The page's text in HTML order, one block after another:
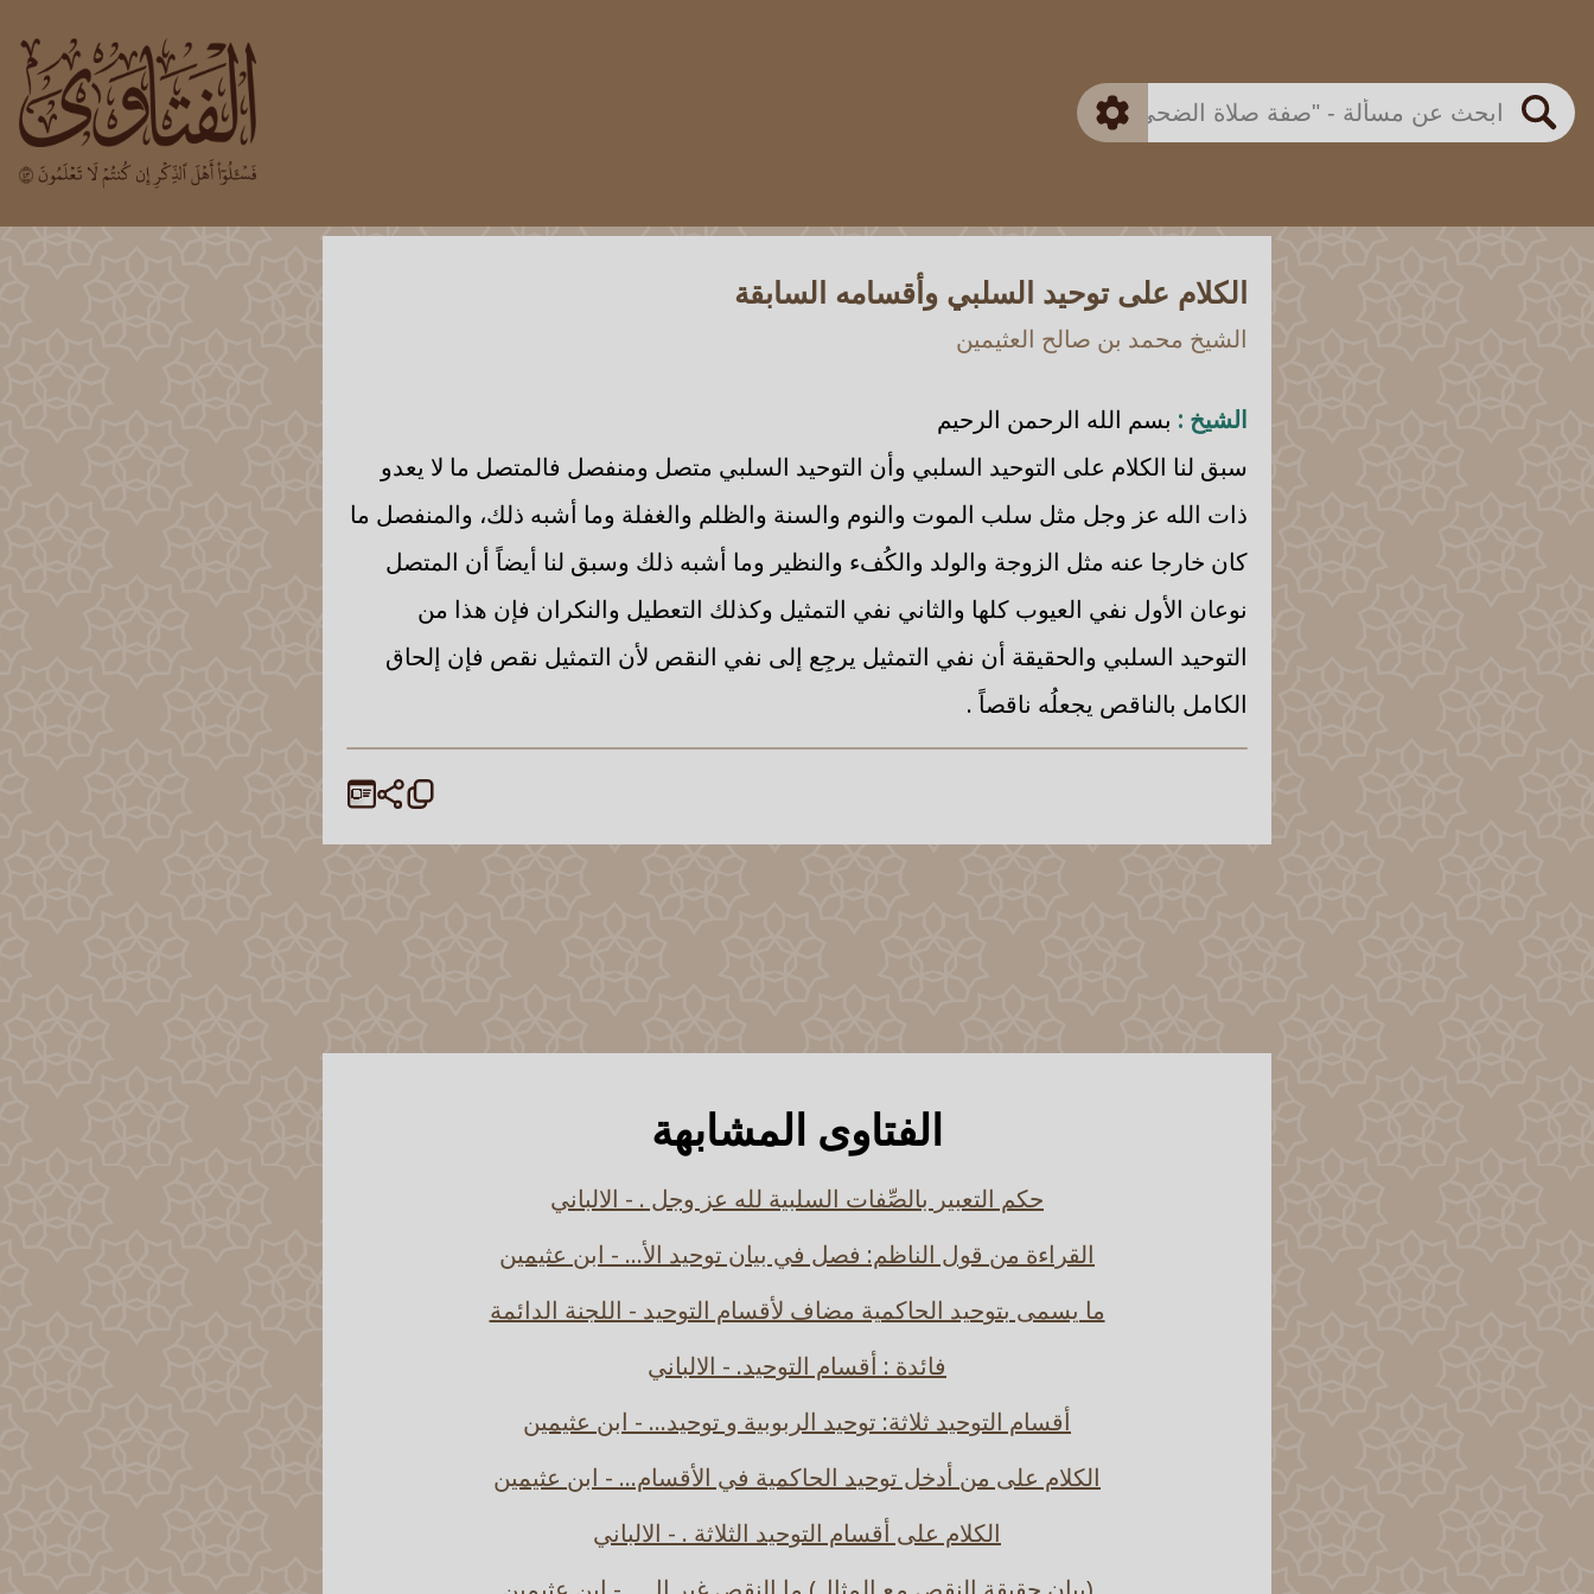
بحث
اللجنة الدائمة
متقدم
الكلام على توحيد السلبي وأقسامه السابقة
الشيخ محمد بن صالح العثيمين
الشيخ : بسم الله الرحمن الرحيم
سبق لنا الكلام على التوحيد السلبي وأن التوحيد السلبي متصل ومنفصل فالمتصل ما لا يعدو
ذات الله عز وجل مثل سلب الموت والنوم والسنة والظلم والغفلة وما أشبه ذلك، والمنفصل ما
كان خارجا عنه مثل الزوجة والولد والكُفء والنظير وما أشبه ذلك وسبق لنا أيضاً أن المتصل
نوعان الأول نفي العيوب كلها والثاني نفي التمثيل وكذلك التعطيل والنكران فإن هذا من
التوحيد السلبي والحقيقة أن نفي التمثيل يرجِع إلى نفي النقص لأن التمثيل نقص فإن إلحاق
الكامل بالناقص يجعلُه ناقصاً .
الفتاوى المشابهة
حكم التعبير بالصِّفات السلبية لله عز وجل . - الالباني
القراءة من قول الناظم: فصل في بيان توحيد الأ... - ابن عثيمين
ما يسمى بتوحيد الحاكمية مضاف لأقسام التوحيد - اللجنة الدائمة
فائدة : أقسام التوحيد. - الالباني
أقسام التوحيد ثلاثة: توحيد الربوبية و توحيد... - ابن عثيمين
الكلام على من أدخل توحيد الحاكمية في الأقسام... - ابن عثيمين
الكلام على أقسام التوحيد الثلاثة . - الالباني